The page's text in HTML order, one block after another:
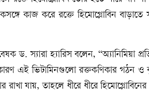
কাজ করে রক্তে হিমোগ্লোবিন বাড়াতে
ড. স্যারা হ্যারিস বলেন, “অ্যানিমিয়া
এই ভিটামিনগুলো রক্তকণিকার গঠন ও
যায়, তাহলে ধীরে ধীরে হিমোগ্লোবিনের